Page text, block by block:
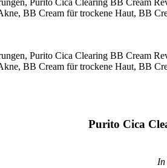
Purito Cica
In